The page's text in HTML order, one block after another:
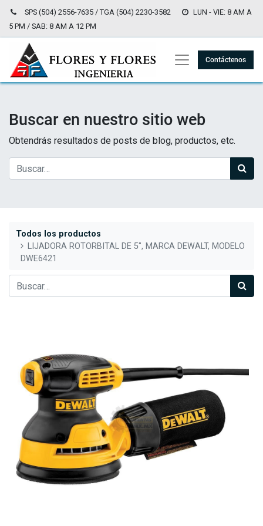
SPS (504) 2556-7635 / TGA (504) 2230-3582
LUN - VIE: 8 AM A
5 PM / SAB: 8 AM A 12 PM
Contáctenos
Buscar en nuestro sitio web
Obtendrás resultados de posts de blog, productos, etc.
Todos los productos
LIJADORA ROTORBITAL DE 5", MARCA DEWALT, MODELO
DWE6421